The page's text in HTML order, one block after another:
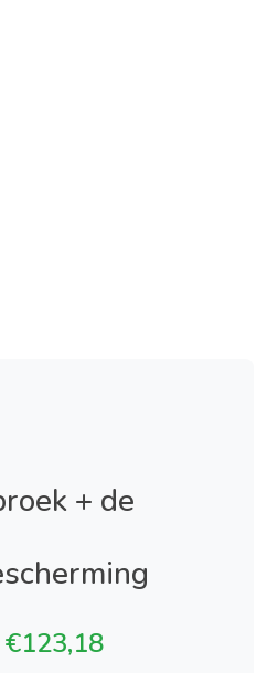
+ de
€123,18